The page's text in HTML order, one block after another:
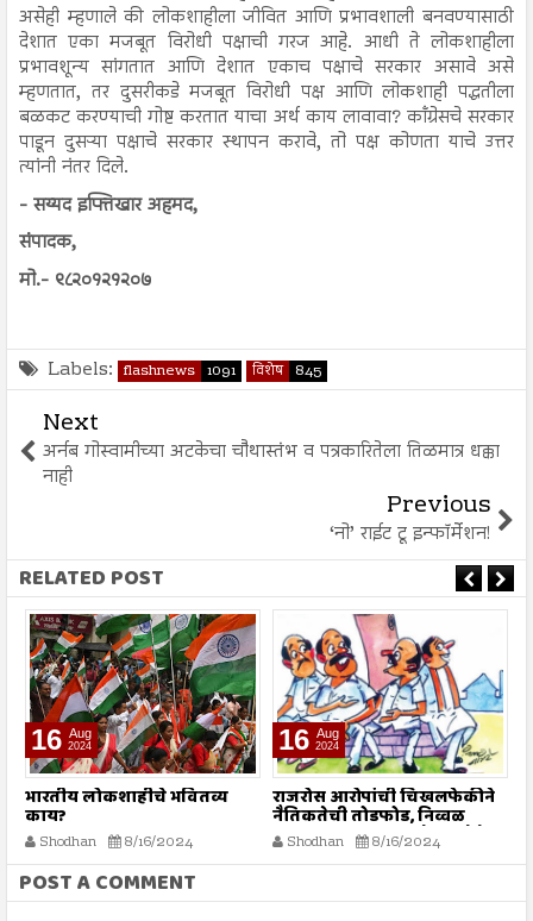
असेही म्हणाले की लोकशाहीला जीवित आणि प्रभावशाली बनवण्यासाठी
देशात एका मजबूत विरोधी पक्षाची गरज आहे. आधी ते लोकशाहीला
प्रभावशून्य सांगतात आणि देशात एकाच पक्षाचे सरकार असावे असे
म्हणतात, तर दुसरीकडे मजबूत विरोधी पक्ष आणि लोकशाही पद्धतीला
बळकट करण्याची गोष्ट करतात याचा अर्थ काय लावावा? काँग्रेसचे सरकार
पाडून दुसऱ्या पक्षाचे सरकार स्थापन करावे, तो पक्ष कोणता याचे उत्तर
त्यांनी नंतर दिले.
- सय्यद इफ्तिखार अहमद,
संपादक,
मो.- ९८२०१२१२०७
Labels: flashnews 1091 विशेष 845
Next
अर्नब गोस्वामीच्या अटकेचा चौथास्तंभ व पत्रकारितेला तिळमात्र धक्का
नाही
Previous
‘नो’ राईट टू इन्फॉर्मेशन!
RELATED POST
16 Aug
2024
राजरोस आरोपांची चिखलफेकीने
नैतिकतेची तोडफोड, निव्वळ
गलथान राजकारणामुळे जनसेवेचा
बट्ट्याबोळ...!
Shodhan 8/16/2024
09 Aug
2024
तरुण नेतृत्वाचा अभाव अमेरिकेच्या
अधोगतीस कारणीभूत ठरू शकतो?
Shodhan 8/9/2024
POST A COMMENT